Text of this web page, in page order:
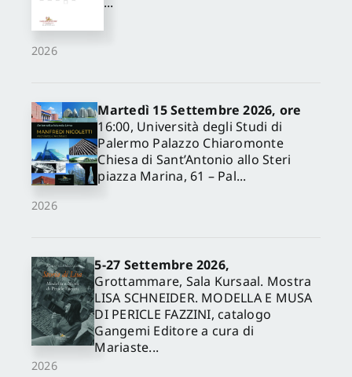
2026
2026
Martedì 15 Settembre 2026, ore
16:00, Università degli Studi di
Palermo Palazzo Chiaromonte
Chiesa di Sant’Antonio allo Steri
piazza Marina, 61 – Pal...
2026
5-27 Settembre 2026,
Grottammare, Sala Kursaal. Mostra
LISA SCHNEIDER. MODELLA E MUSA
DI PERICLE FAZZINI, catalogo
Gangemi Editore a cura di
Mariaste...